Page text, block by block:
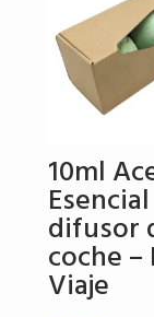
10ml
difusor
coche –
Viaje